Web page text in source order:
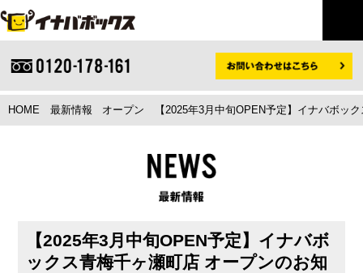
HOME 最新情報 オープン 【2025年3月中旬OPEN予定】イナバボッ
【2025年3月中旬OPEN予定】イナバボ
ックス青梅千ヶ瀬町店 オープンのお知